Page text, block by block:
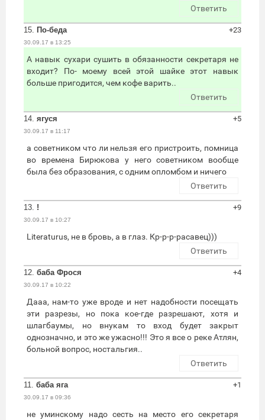
Ответить
15. По-беда
30.09.17 в 13:25
+23
А навык сухари сушить в обязанности секретаря не
входит? По- моему всей этой шайке этот навык
больше пригодится, чем кофе варить..
Ответить
14. ягуся
30.09.17 в 11:17
+5
а советником что ли нельзя его пристроить, помница
во времена Бирюкова у него советником вообще
была без образования, с одним опломбом и ничего
Ответить
13. !
30.09.17 в 10:27
+9
Literaturus, не в бровь, а в глаз. Кр-р-р-расавец)))
Ответить
12. баба Фрося
30.09.17 в 10:22
+4
Дааа, нам-то уже вроде и нет надобности посещать
эти разрезы, но пока кое-где разрешают, хотя и
шлагбаумы, но внукам то вход будет закрыт
однозначно, и это же ужасно!!! Это я все о реке Атлян,
больной вопрос, ностальгия..
Ответить
11. баба яга
30.09.17 в 09:36
+1
не уминскому надо сесть на место его секретаря